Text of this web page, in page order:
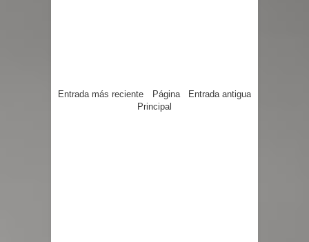
Entrada más reciente Entrada antigua
Página
Principal